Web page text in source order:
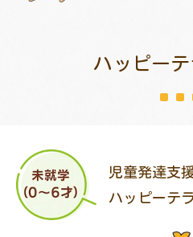
トレキング
ハッピー
児童発達支
ハッピーテ